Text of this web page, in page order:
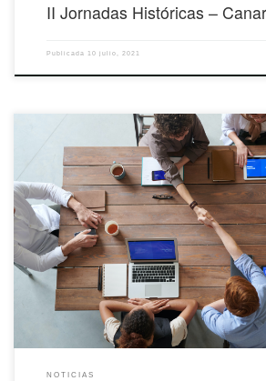
II Jornadas Históricas –
Publicada 10 julio, 2021
La Escuela de Arqueología de la Universidad
organiza esta charla online dentro de las sesiones
de Yolanda Peña Cervantes, Investigadora Post-
Prehistoria y Arqueología de la UNED.Fecha: 11 de
NOTICIAS